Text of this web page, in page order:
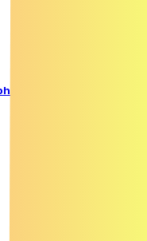
đã chọn